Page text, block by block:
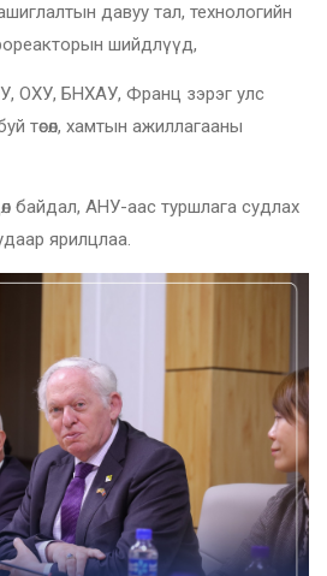
давуу тал, технологийн
шийдлүүд,
ОХУ, БНХАУ, Франц зэрэг улс
төсөл, хамтын ажиллагааны
байдал, АНУ-аас туршлага судлах
ярилцлаа.